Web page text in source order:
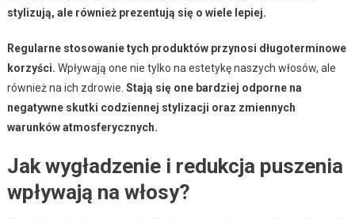
stylizują, ale również prezentują się o wiele lepiej.
Regularne stosowanie tych produktów przynosi długoterminowe
korzyści. Wpływają one nie tylko na estetykę naszych włosów, ale
również na ich zdrowie. Stają się one bardziej odporne na
negatywne skutki codziennej stylizacji oraz zmiennych
warunków atmosferycznych.
Jak wygładzenie i redukcja puszenia
wpływają na włosy?